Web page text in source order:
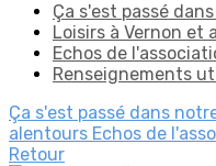
Ça s'est passé
Loisirs à Vernon et
Echos de
Renseignements
Ça s'est passé dans
alentours Echos de
Retour